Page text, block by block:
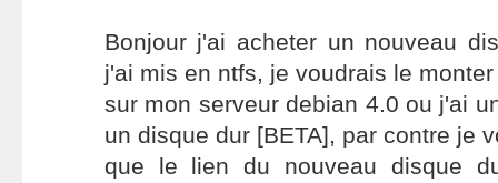
Bonjour j'ai acheter un nouveau
j'ai mis en ntfs, je voudrais le monter
sur mon serveur debian 4.0 ou j'ai
un disque dur [BETA], par contre je
que le lien du nouveau disque